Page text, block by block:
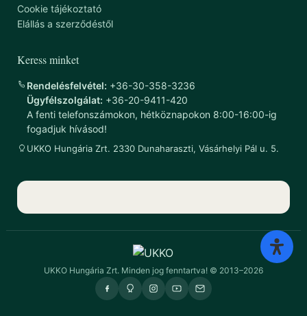
Cookie tájékoztató
Elállás a szerződéstől
Keress minket
Rendelésfelvétel: +36-30-358-3236
Ügyfélszolgálat: +36-20-9411-420
A fenti telefonszámokon, hétköznapokon 8:00-16:00-ig
fogadjuk hívásod!
UKKO Hungária Zrt. 2330 Dunaharaszti, Vásárhelyi Pál u. 5.
UKKO Hungária Zrt. Minden jog fenntartva! © 2013–2026